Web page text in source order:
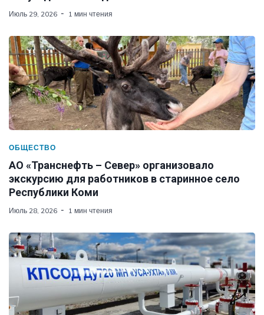
Июль 29, 2026 1 мин чтения
ОБЩЕСТВО
АО «Транснефть – Север» организовало
экскурсию для работников в старинное село
Республики Коми
Июль 28, 2026 1 мин чтения